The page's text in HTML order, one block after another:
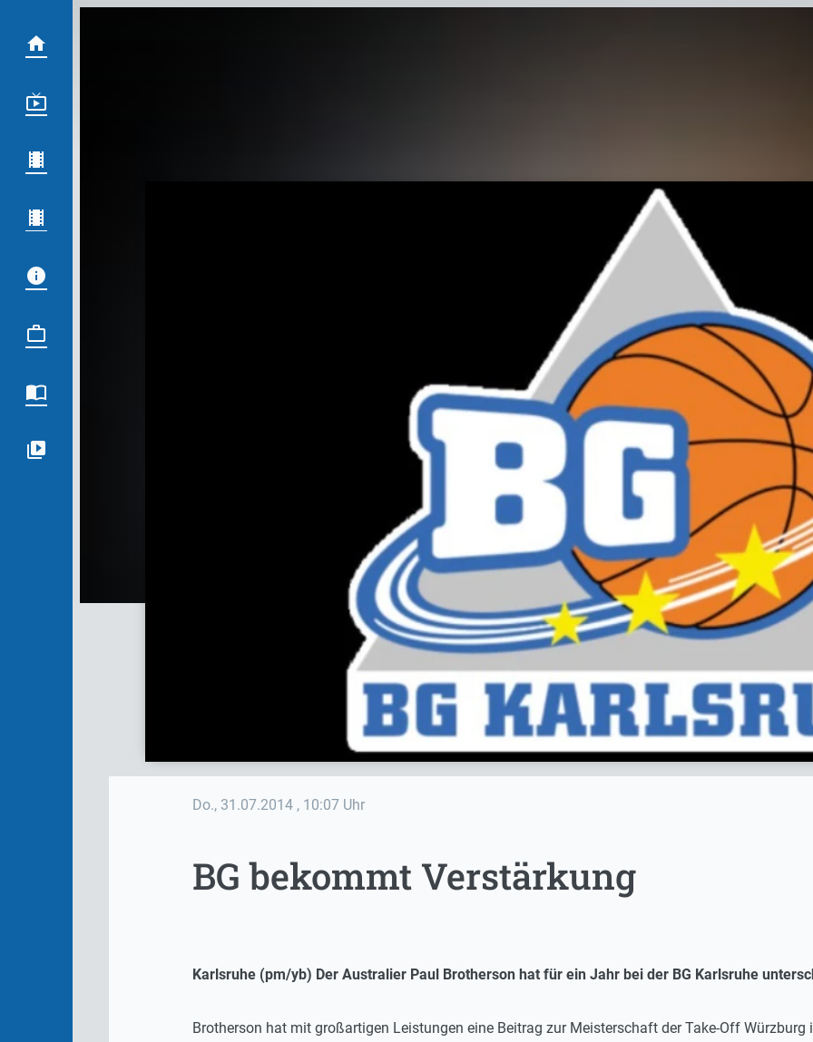
Do., 31.07.2014 , 10:07 Uhr
BG bekommt Verstärkung
Karlsruhe (pm/yb) Der Australier Paul Brotherson hat für ein Jahr bei der BG Karlsruhe
Brotherson hat mit großartigen Leistungen eine Beitrag zur Meisterschaft der Take-Off